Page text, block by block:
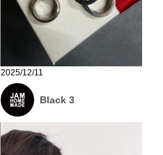
2025/12/11
Black 3